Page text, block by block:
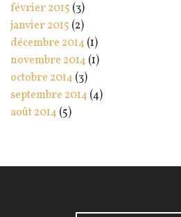
février 2015 (3)
janvier 2015 (2)
décembre 2014(1)
novembre 2014(1)
octobre 2014(3)
septembre 2014(4)
août 2014(5)